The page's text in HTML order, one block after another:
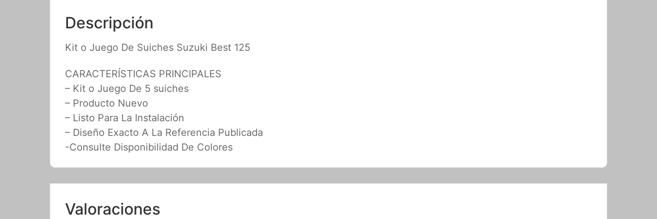
Descripción
Kit o Juego De Suiches Suzuki Best 125
CARACTERÍSTICAS PRINCIPALES
– Kit o Juego De 5 suiches
– Producto Nuevo
– Listo Para La Instalación
– Diseño Exacto A La Referencia Publicada
-Consulte Disponibilidad De Colores
Valoraciones